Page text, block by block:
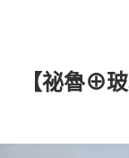
【祕魯⊕